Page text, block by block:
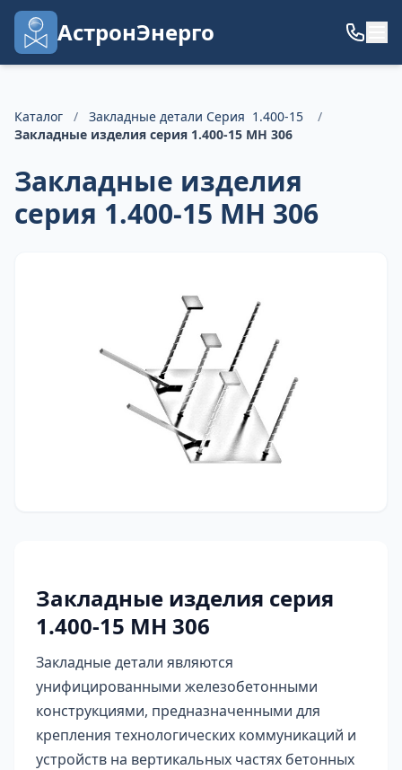
АстронЭнерго
Каталог / Закладные детали Серия 1.400-15
/
Закладные изделия серия 1.400-15 МН 306
Закладные изделия
серия 1.400-15 МН 306
Закладные изделия серия
1.400-15 МН 306
Закладные детали являются
унифицированными железобетонными
конструкциями, предназначенными для
крепления технологических коммуникаций и
устройств на вертикальных частях бетонных